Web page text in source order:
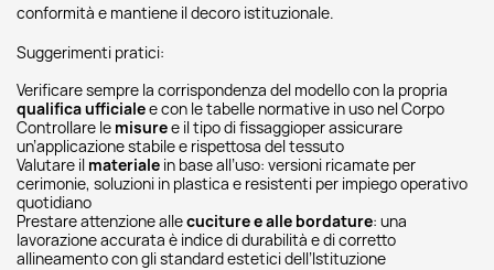
conformità e mantiene il decoro istituzionale.
Suggerimenti pratici:
Verificare sempre la corrispondenza del modello con la propria
qualifica ufficialee con le tabelle normative in uso nel Corpo
Controllare le misuree il tipo di fissaggioper assicurare
un’applicazione stabile e rispettosa del tessuto
Valutare il materiale in base all’uso: versioni ricamate per
cerimonie, soluzioni in plastica e resistenti per impiego operativo
quotidiano
Prestare attenzione allecuciture e alle bordature: una
lavorazione accurata è indice di durabilità e di corretto
allineamento con gli standard estetici dell’Istituzione